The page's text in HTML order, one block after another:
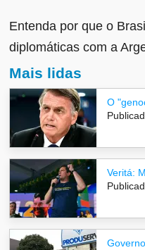
Entenda por que o
diplomáticas com a
Mais lidas
O
Veritá: